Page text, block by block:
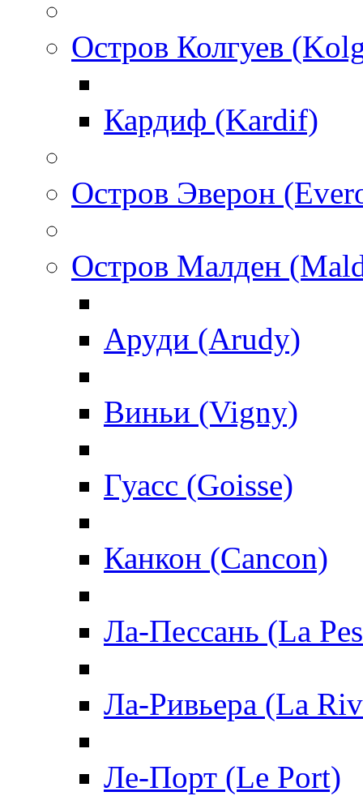
Остров Колгуев
Кардиф (Kardif)
Остров Эверон
Остров Малден
Аруди (Arudy)
Виньи (Vigny)
Гуасс (Goisse)
Канкон (Cancon)
Ла-Пессань (La
Ла-Ривьера (La
Ле-Порт (Le Port)